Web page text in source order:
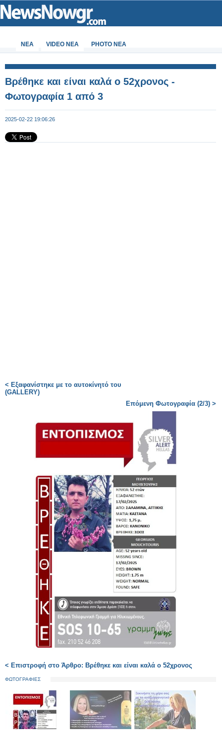
ΝΕΑ VIDEO NEA PHOTO NEA
Βρέθηκε και είναι καλά ο 52χρονος -
Φωτογραφία 1 από 3
2025-02-22 19:06:26
< Εξαφανίστηκε με το αυτοκίνητό του
(GALLERY)
Επόμενη Φωτογραφία (2/3) >
< Επιστροφή στο Άρθρο: Βρέθηκε και είναι καλά ο 52χρονος
ΦΩΤΟΓΡΑΦΙΕΣ